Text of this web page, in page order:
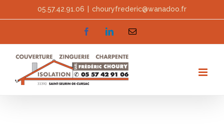
content
05.57.42.91.06 chouryfrederic@wanadoo.fr
facebooklinkedinEmail